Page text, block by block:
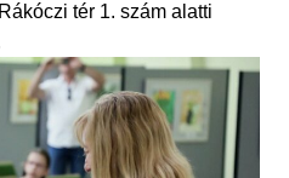
tér 1. szám alatti